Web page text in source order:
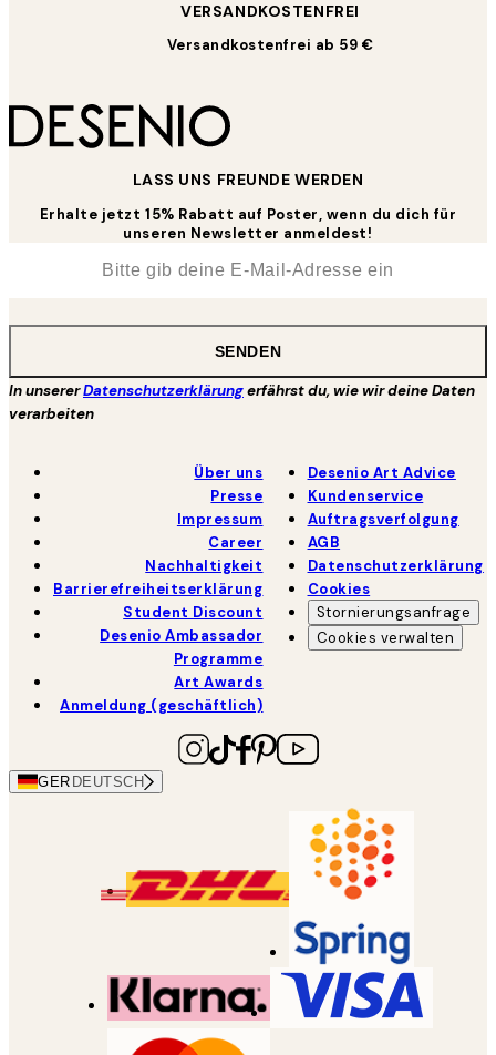
VERSANDKOSTENFREI
Versandkostenfrei ab 59 €
LASS UNS FREUNDE WERDEN
Erhalte jetzt 15% Rabatt auf Poster, wenn du dich für
unseren Newsletter anmeldest!
SENDEN
In unsererDatenschutzerklärungerfährst du, wie wir deine Daten
verarbeiten
Über uns
Presse
Impressum
Career
Nachhaltigkeit
Barrierefreiheitserklärung
Student Discount
Desenio Ambassador
Programme
Art Awards
Anmeldung (geschäftlich)
Desenio Art Advice
Kundenservice
Auftragsverfolgung
AGB
Datenschutzerklärung
Cookies
Stornierungsanfrage
Cookies verwalten
GER DEUTSCH